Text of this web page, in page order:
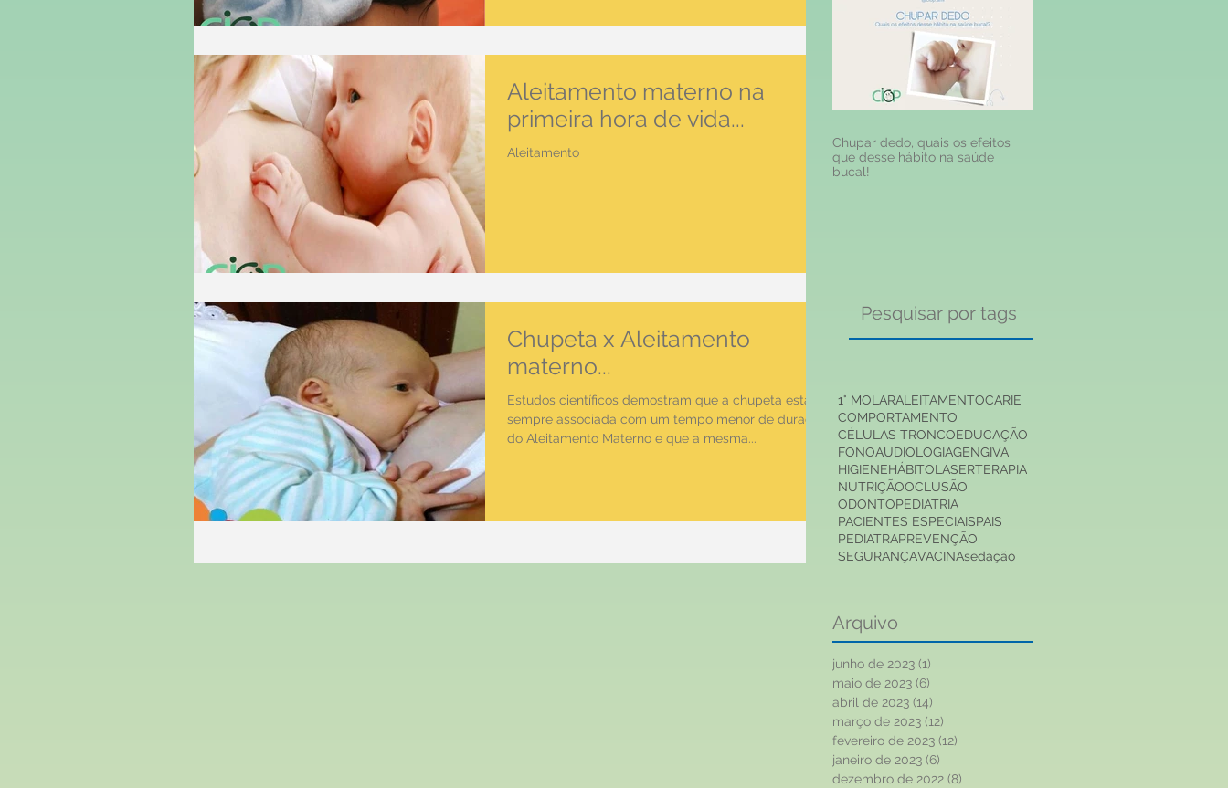
Aleitamento materno na
primeira hora de vida...
Aleitamento
Chupeta x Aleitamento
materno...
Estudos científicos demostram que a chupeta está
sempre associada com um tempo menor de duração
do Aleitamento Materno e que a mesma...
Chupar dedo, quais os efeitos
que desse hábito na saúde
bucal!
Pesquisar por tags
1° MOLARALEITAMENTOCARIE
COMPORTAMENTO
CÉLULAS TRONCOEDUCAÇÃO
FONOAUDIOLOGIAGENGIVA
HIGIENEHÁBITOLASERTERAPIA
NUTRIÇÃOOCLUSÃO
ODONTOPEDIATRIA
PACIENTES ESPECIAISPAIS
PEDIATRAPREVENÇÃO
SEGURANÇAVACINAsedação
Arquivo
junho de 2023 (1)
maio de 2023 (6)
abril de 2023 (14)
março de 2023 (12)
fevereiro de 2023 (12)
janeiro de 2023 (6)
dezembro de 2022 (8)